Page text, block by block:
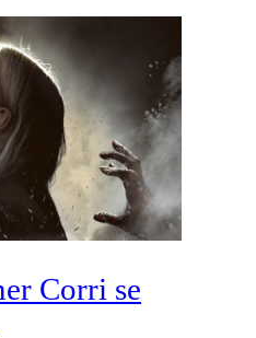
Corri se